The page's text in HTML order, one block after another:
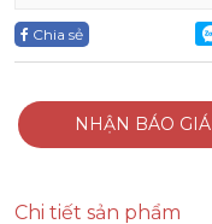
Chia sẻ
NHẬN BÁO GIÁ
Chi tiết sản phẩm